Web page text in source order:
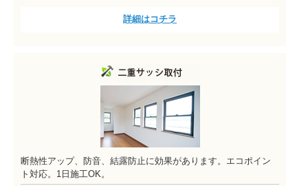
詳細はコチラ
断熱性アップ、防音、結露防止に効果があります。エコポイン
ト対応。1日施工OK。